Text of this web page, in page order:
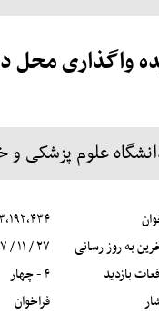
واگذاری محل
علوم پزشکی
۳,۱۹۲,۴۳۴ - سه میلیون و صد و نود و دو هزار و چهارصد و سی و چهار
به روز رسانی
۲۷ / ۱۱ / ۱۳۹۷ - بیست و هفتم بهمن ماه یک هزار و سیصد و نود و هفت
بازدید
۴ - چهار
فراخوان